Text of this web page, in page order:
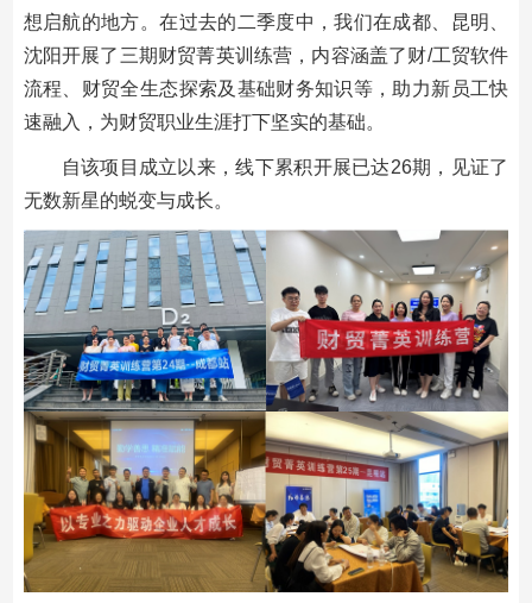
想启航的地方。在过去的二季度中，我们在成都、昆明、
沈阳开展了三期财贸菁英训练营，内容涵盖了财/工贸软件
流程、财贸全生态探索及基础财务知识等，助力新员工快
速融入，为财贸职业生涯打下坚实的基础。
自该项目成立以来，线下累积开展已达26期，见证了
无数新星的蜕变与成长。